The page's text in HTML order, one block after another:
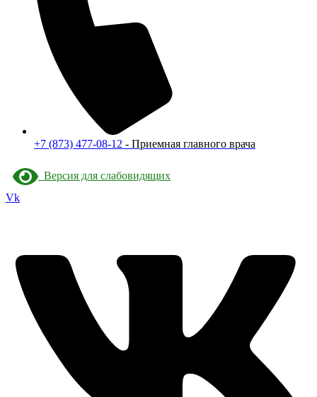
+7 (873) 477-08-12 - Приемная главного врача
Версия для слабовидящих
Vk